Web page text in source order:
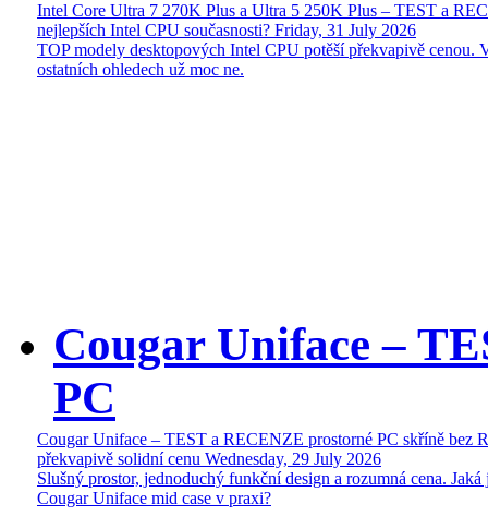
Intel Core Ultra 7 270K Plus a Ultra 5 250K Plus – TEST a
nejlepších Intel CPU současnosti? Friday, 31 July 2026
TOP modely desktopových Intel CPU potěší překvapivě cenou.
ostatních ohledech už moc ne.
Cougar Uniface –
PC
Cougar Uniface – TEST a RECENZE prostorné PC skříně bez
překvapivě solidní cenu Wednesday, 29 July 2026
Slušný prostor, jednoduchý funkční design a rozumná cena. Jaká
Cougar Uniface mid case v praxi?